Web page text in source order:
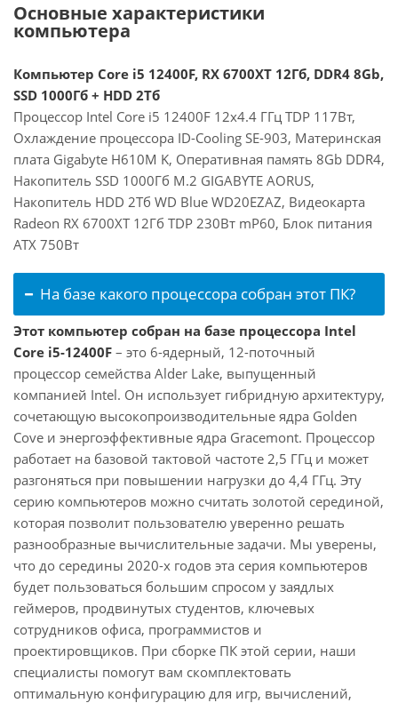
Основные характеристики
компьютера
Компьютер Core i5 12400F, RX 6700XT 12Гб, DDR4 8Gb,
SSD 1000Гб + HDD 2Тб
Процессор Intel Core i5 12400F 12x4.4 ГГц TDP 117Вт,
Охлаждение процессора ID-Cooling SE-903, Материнская
плата Gigabyte H610M K, Оперативная память 8Gb DDR4,
Накопитель SSD 1000Гб M.2 GIGABYTE AORUS,
Накопитель HDD 2Тб WD Blue WD20EZAZ, Видеокарта
Radeon RX 6700XT 12Гб TDP 230Вт mP60, Блок питания
ATX 750Вт
На базе какого процессора собран этот ПК?
Этот компьютер собран на базе процессора Intel
Core i5-12400F – это 6-ядерный, 12-поточный
процессор семейства Alder Lake, выпущенный
компанией Intel. Он использует гибридную архитектуру,
сочетающую высокопроизводительные ядра Golden
Cove и энергоэффективные ядра Gracemont. Процессор
работает на базовой тактовой частоте 2,5 ГГц и может
разгоняться при повышении нагрузки до 4,4 ГГц. Эту
серию компьютеров можно считать золотой серединой,
которая позволит пользователю уверенно решать
разнообразные вычислительные задачи. Мы уверены,
что до середины 2020-х годов эта серия компьютеров
будет пользоваться большим спросом у заядлых
геймеров, продвинутых студентов, ключевых
сотрудников офиса, программистов и
проектировщиков. При сборке ПК этой серии, наши
специалисты помогут вам скомплектовать
оптимальную конфигурацию для игр, вычислений,